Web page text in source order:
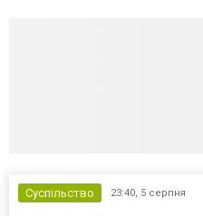
Суспільство 23:40, 5 серпня